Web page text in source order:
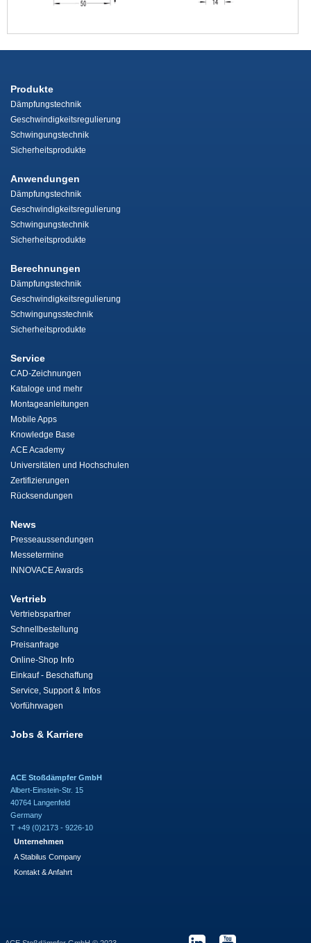
Produkte
Dämpfungstechnik
Geschwindigkeitsregulierung
Schwingungstechnik
Sicherheitsprodukte
Anwendungen
Dämpfungstechnik
Geschwindigkeitsregulierung
Schwingungstechnik
Sicherheitsprodukte
Berechnungen
Dämpfungstechnik
Geschwindigkeitsregulierung
Schwingungsstechnik
Sicherheitsprodukte
Service
CAD-Zeichnungen
Kataloge und mehr
Montageanleitungen
Mobile Apps
Knowledge Base
ACE Academy
Universitäten und Hochschulen
Zertifizierungen
Rücksendungen
News
Presseaussendungen
Messetermine
INNOVACE Awards
Vertrieb
Vertriebspartner
Schnellbestellung
Preisanfrage
Online-Shop Info
Einkauf - Beschaffung
Service, Support & Infos
Vorführwagen
Jobs & Karriere
ACE Stoßdämpfer GmbH
Albert-Einstein-Str. 15
40764 Langenfeld
Germany
T +49 (0)2173 - 9226-10
Unternehmen
A Stabilus Company
Kontakt & Anfahrt